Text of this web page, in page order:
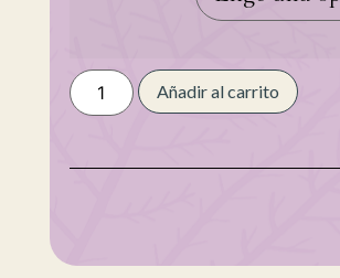
Añadir al carrito